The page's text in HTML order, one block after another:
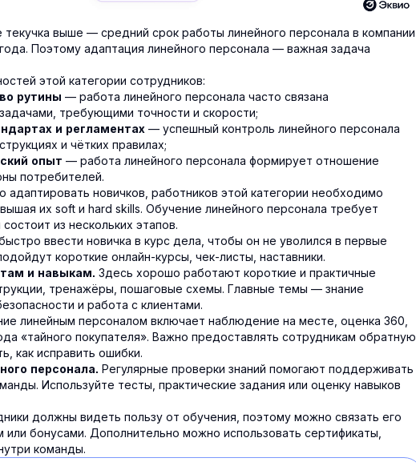
выше — средний срок работы линейного персонала в компании
Поэтому адаптация линейного персонала — важная задача
этой категории сотрудников:
рутины — работа линейного персонала часто связана
требующими точности и скорости;
и регламентах — успешный контроль линейного персонала
и чётких правилах;
опыт — работа линейного персонала формирует отношение
потребителей.
адаптировать новичков, работников этой категории необходимо
их soft и hard skills. Обучение линейного персонала требует
из нескольких этапов.
ввести новичка в курс дела, чтобы он не уволился в первые
короткие онлайн-курсы, чек-листы, наставники.
и навыкам. Здесь хорошо работают короткие и практичные
тренажёры, пошаговые схемы. Главные темы — знание
и работа с клиентами.
линейным персоналом включает наблюдение на месте, оценка 360,
«тайного покупателя». Важно предоставлять сотрудникам обратную
как исправить ошибки.
персонала. Регулярные проверки знаний помогают поддерживать
Используйте тесты, практические задания или оценку навыков
должны видеть пользу от обучения, поэтому можно связать его
бонусами. Дополнительно можно использовать сертификаты,
команды.